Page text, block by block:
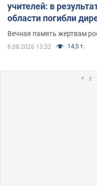
учителей: в
области погибли
муж и внук
Вечная память жертвам
8.08.2026 13:32 14,5 т.